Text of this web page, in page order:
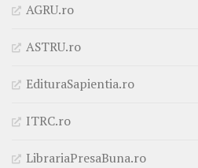
AGRU.ro
ASTRU.ro
EdituraSapientia.ro
ITRC.ro
LibrariaPresaBuna.ro